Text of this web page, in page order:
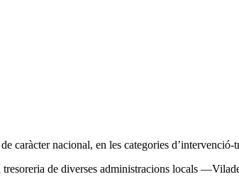
nacional, en les categories d’intervenció-
de diverses administracions locals